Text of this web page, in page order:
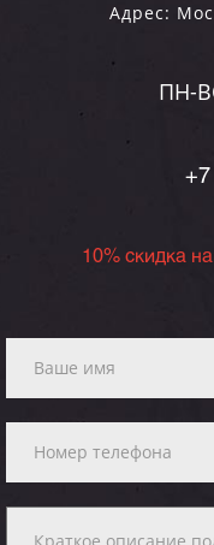
Адрес:
ПН-
+7
10% скидка